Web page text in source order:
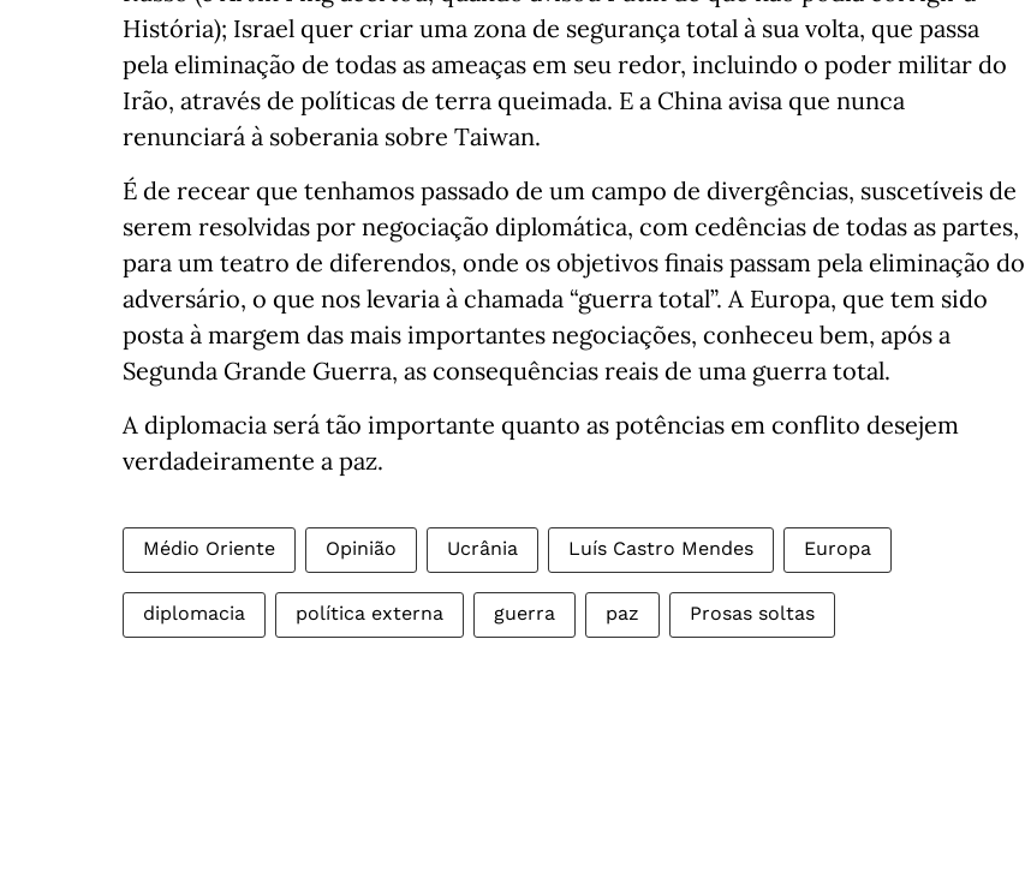
História); Israel quer criar uma zona de segurança total à sua volta, que passa
pela eliminação de todas as ameaças em seu redor, incluindo o poder militar do
Irão, através de políticas de terra queimada. E a China avisa que nunca
renunciará à soberania sobre Taiwan.
É de recear que tenhamos passado de um campo de divergências, suscetíveis de
serem resolvidas por negociação diplomática, com cedências de todas as partes,
para um teatro de diferendos, onde os objetivos finais passam pela eliminação do
adversário, o que nos levaria à chamada “guerra total”. A Europa, que tem sido
posta à margem das mais importantes negociações, conheceu bem, após a
Segunda Grande Guerra, as consequências reais de uma guerra total.
A diplomacia será tão importante quanto as potências em conflito desejem
verdadeiramente a paz.
Médio Oriente Opinião Ucrânia Luís Castro Mendes Europa
diplomacia política externa guerra paz Prosas soltas